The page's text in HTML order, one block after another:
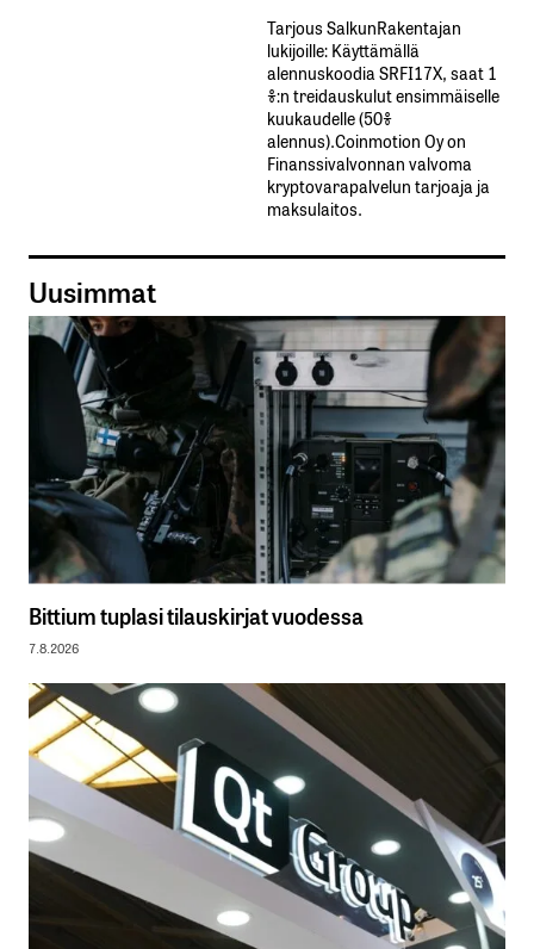
Tarjous SalkunRakentajan
lukijoille: Käyttämällä​ ​
alennuskoodia​ ​SRFI17X,​ ​saat​ ​1
%:n treidauskulut​ ​ensimmäiselle​ ​
kuukaudelle​ ​(50%​ ​
alennus).Coinmotion Oy on
Finanssivalvonnan valvoma
kryptovarapalvelun tarjoaja ja
maksulaitos.
Uusimmat
Bittium tuplasi tilauskirjat vuodessa
7.8.2026